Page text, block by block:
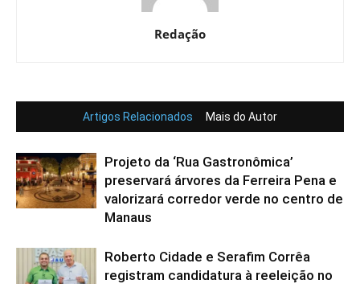
Redação
Artigos Relacionados Mais do Autor
Projeto da ‘Rua Gastronômica’
preservará árvores da Ferreira Pena e
valorizará corredor verde no centro de
Manaus
Roberto Cidade e Serafim Corrêa
registram candidatura à reeleição no